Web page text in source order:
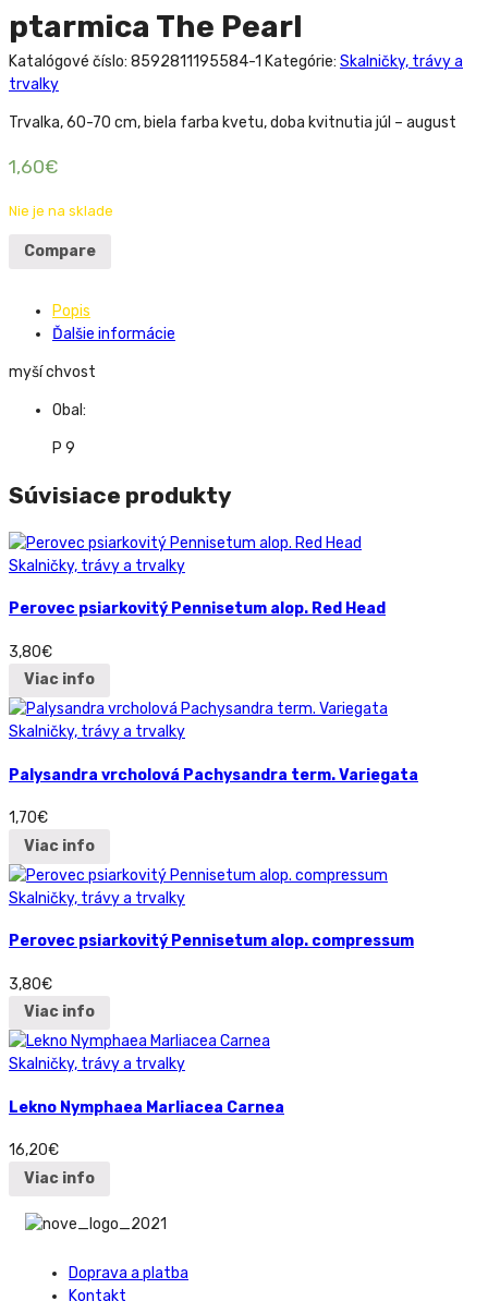
ptarmica The Pearl
Katalógové číslo: 8592811195584-1 Kategórie: Skalničky, trávy a
trvalky
Trvalka, 60-70 cm, biela farba kvetu, doba kvitnutia júl – august
1,60€
Nie je na sklade
Compare
Popis
Ďalšie informácie
myší chvost
Obal:
P 9
Súvisiace produkty
Skalničky, trávy a trvalky
Perovec psiarkovitý Pennisetum alop. Red Head
3,80€
Viac info
Skalničky, trávy a trvalky
Palysandra vrcholová Pachysandra term. Variegata
1,70€
Viac info
Skalničky, trávy a trvalky
Perovec psiarkovitý Pennisetum alop. compressum
3,80€
Viac info
Skalničky, trávy a trvalky
Lekno Nymphaea Marliacea Carnea
16,20€
Viac info
Doprava a platba
Kontakt